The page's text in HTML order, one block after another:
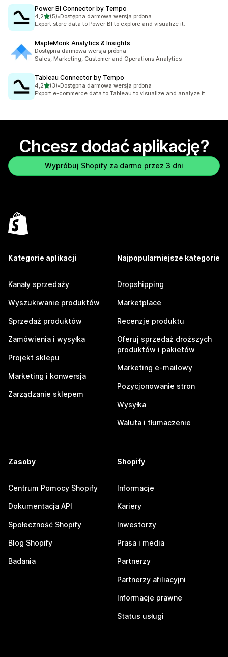
Power BI Connector by Tempo
4,2na 5 gwiazdek
(5)
Łączna liczba recenzji: 5
•Dostępna darmowa wersja próbna
Export store data to Power BI to explore and visualize it.
MapleMonk Analytics & Insights
Dostępna darmowa wersja próbna
Sales, Marketing, Customer and Operations Analytics
Tableau Connector by Tempo
4,2na 5 gwiazdek
(3)
Łączna liczba recenzji: 3
•Dostępna darmowa wersja próbna
Export e-commerce data to Tableau to visualize and analyze it.
Chcesz dodać aplikację?
Wypróbuj Shopify za darmo przez 3 dni
Kategorie aplikacji
Kanały sprzedaży
Wyszukiwanie produktów
Sprzedaż produktów
Zamówienia i wysyłka
Projekt sklepu
Marketing i konwersja
Zarządzanie sklepem
Najpopularniejsze kategorie
Dropshipping
Marketplace
Recenzje produktu
Oferuj sprzedaż droższych
produktów i pakietów
Marketing e-mailowy
Pozycjonowanie stron
Wysyłka
Waluta i tłumaczenie
Zasoby
Centrum Pomocy Shopify
Dokumentacja API
Społeczność Shopify
Blog Shopify
Badania
Shopify
Informacje
Kariery
Inwestorzy
Prasa i media
Partnerzy
Partnerzy afiliacyjni
Informacje prawne
Status usługi